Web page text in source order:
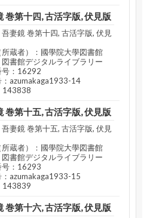
巻第十四, 古活字版, 伏見版
妻鏡 巻第十四, 古活字版, 伏見
所蔵者）：國學院大學図書館
図書館デジタルライブラリー
号：16292
：azumakaga1933-14
143838
巻第十五, 古活字版, 伏見版
妻鏡 巻第十五, 古活字版, 伏見
所蔵者）：國學院大學図書館
図書館デジタルライブラリー
号：16293
：azumakaga1933-15
143839
巻第十六, 古活字版, 伏見版